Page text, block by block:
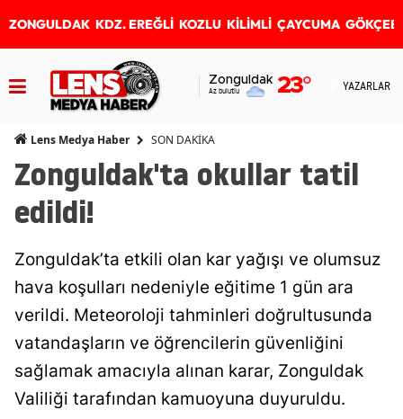
ZONGULDAK KDZ. EREĞLİ KOZLU KİLİMLİ ÇAYCUMA
Zonguldak
Az bulutlu 23° YAZARLAR
Lens Medya Haber SON DAKİKA
Zonguldak'ta okullar tatil
edildi!
Zonguldak’ta etkili olan kar yağışı ve olumsuz
hava koşulları nedeniyle eğitime 1 gün ara
verildi. Meteoroloji tahminleri doğrultusunda
vatandaşların ve öğrencilerin güvenliğini
sağlamak amacıyla alınan karar, Zonguldak
Valiliği tarafından kamuoyuna duyuruldu.